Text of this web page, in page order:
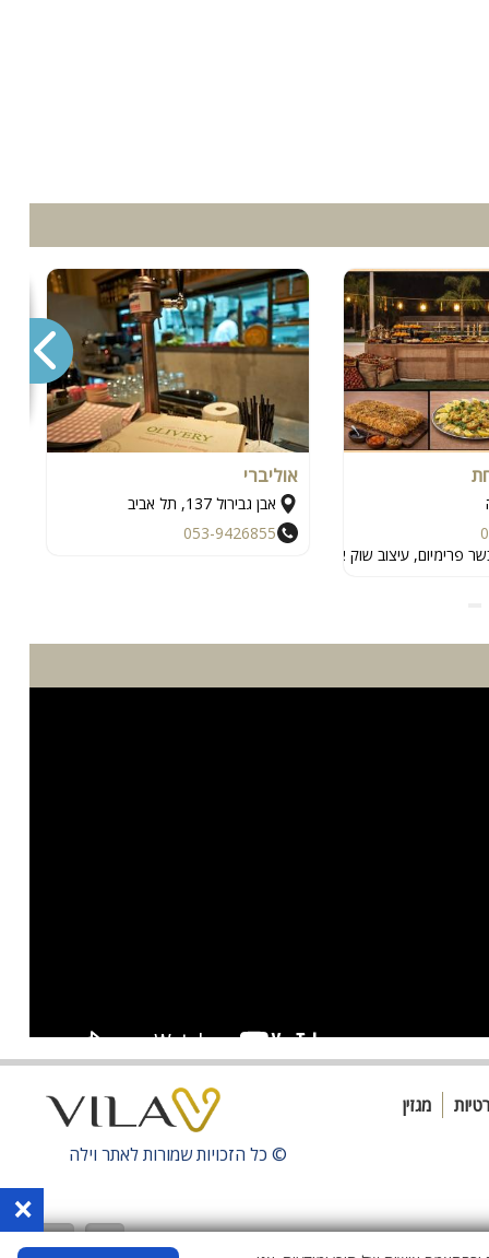
פרימיום, עיצוב שוק אותנטי וחגיגה ירושלמית בלתי נשכחת.
אוליברי
אבן גבירול 137, תל אביב
053-9426855
מגזין
© כל הזכויות שמורות לאתר וילה
×